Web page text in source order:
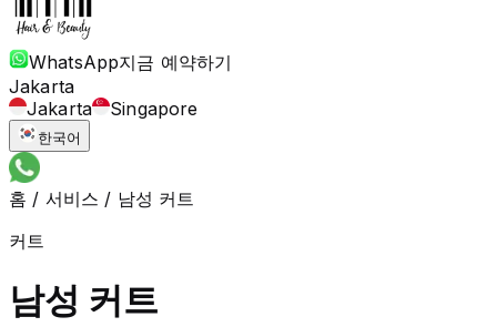
WhatsApp지금 예약하기
Jakarta
Jakarta
Singapore
한국어
홈 / 서비스 / 남성 커트
커트
남성 커트